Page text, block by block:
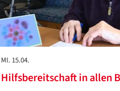
MI. 15.04.
Hilfsbereitschaft in allen